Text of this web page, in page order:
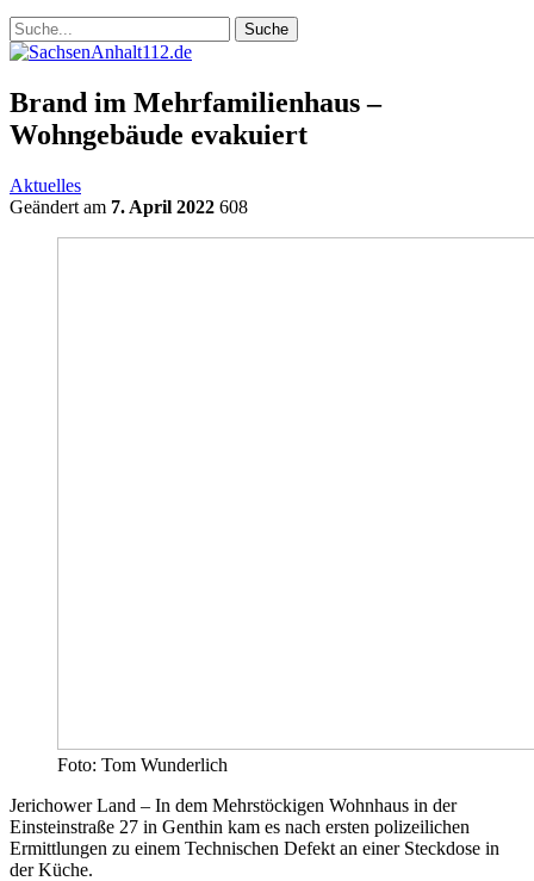
Brand im Mehrfamilienhaus –
Wohngebäude evakuiert
Aktuelles
Geändert am 7. April 2022 608
Foto: Tom Wunderlich
Jerichower Land – In dem Mehrstöckigen Wohnhaus in der
Einsteinstraße 27 in Genthin kam es nach ersten polizeilichen
Ermittlungen zu einem Technischen Defekt an einer Steckdose in
der Küche.